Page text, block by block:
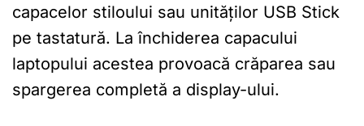
capacelor stiloului sau unităților USB Stick
pe tastatură. La închiderea capacului
laptopului acestea provoacă crăparea sau
spargerea completă a display-ului.